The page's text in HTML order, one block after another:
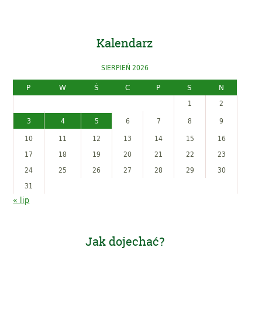
Kalendarz
SIERPIEŃ 2026
P
W Ś C P S
N
1
2
3
4 5 6 7 8
9
10
11 12 13 14 15
16
17
18 19 20 21 22
23
24
25 26 27 28 29
30
31
« lip
Jak dojechać?